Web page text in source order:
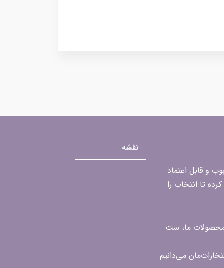
و قابل اعتماد
تا انتخاب را
محصولات ما، ست
نقشه